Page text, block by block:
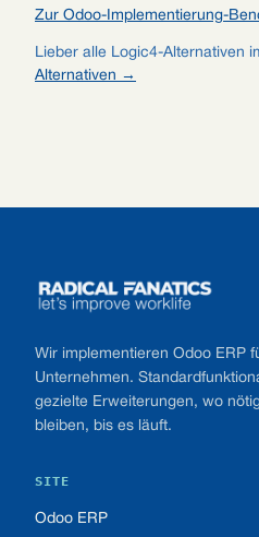
Zur Odoo-Implementierung-
Lieber alle Logic4-Alternativen
Alternativen →
Wir implementieren Odoo ERP
Unternehmen.
gezielte Erweiterungen, wo
bleiben, bis es läuft.
SITE
Odoo ERP